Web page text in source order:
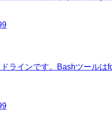
ラインです。Bashツール